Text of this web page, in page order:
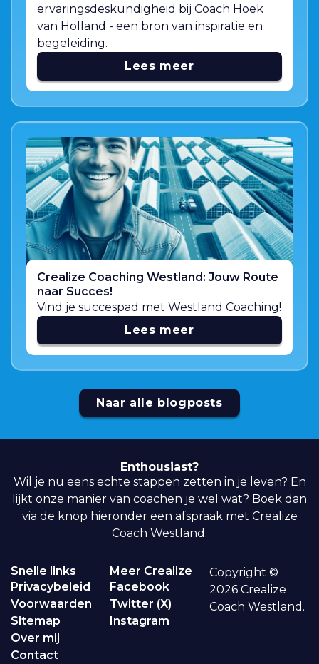
ervaringsdeskundigheid bij Coach Hoek
van Holland - een bron van inspiratie en
begeleiding.
Lees meer
Crealize Coaching Westland: Jouw Route
naar Succes!
Vind je succespad met Westland Coaching!
Lees meer
Naar alle blogposts
Enthousiast?
Wil je nu eens echte stappen zetten in je leven? En
lijkt onze manier van coachen je wel wat? Boek dan
via de knop hieronder een afspraak met Crealize
Coach Westland.
Snelle links
Privacybeleid
Voorwaarden
Sitemap
Over mij
Contact
Meer Crealize
Facebook
Twitter (X)
Instagram
Copyright ©
2026 Crealize
Coach Westland.